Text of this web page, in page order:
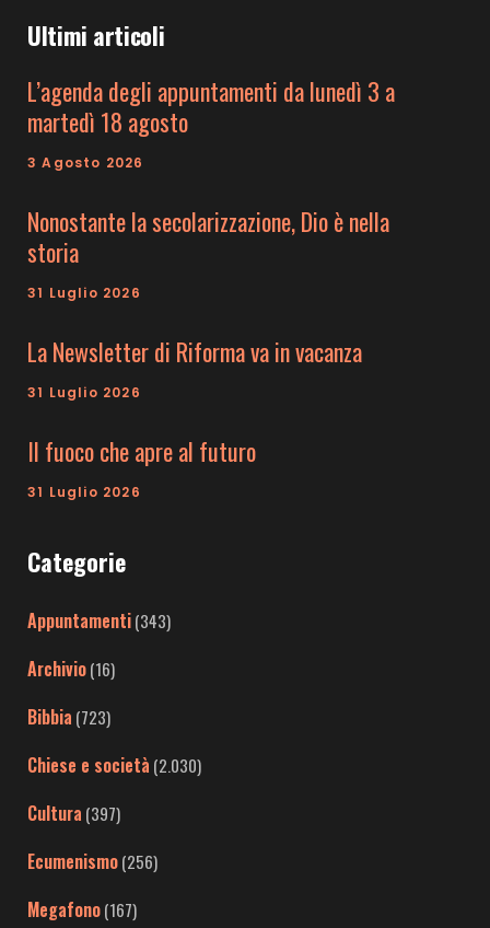
Ultimi articoli
L’agenda degli appuntamenti da lunedì 3 a
martedì 18 agosto
3 Agosto 2026
Nonostante la secolarizzazione, Dio è nella
storia
31 Luglio 2026
La Newsletter di Riforma va in vacanza
31 Luglio 2026
Il fuoco che apre al futuro
31 Luglio 2026
Categorie
Appuntamenti(343)
Archivio(16)
Bibbia (723)
Chiese e società (2.030)
Cultura (397)
Ecumenismo(256)
Megafono(167)